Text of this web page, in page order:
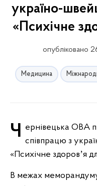
україно-
«Психічне
опубліковано
Медицина
Чернівецька ОВА підписала меморандум про співпрацю з
«Психічне здоровʼя
В межах